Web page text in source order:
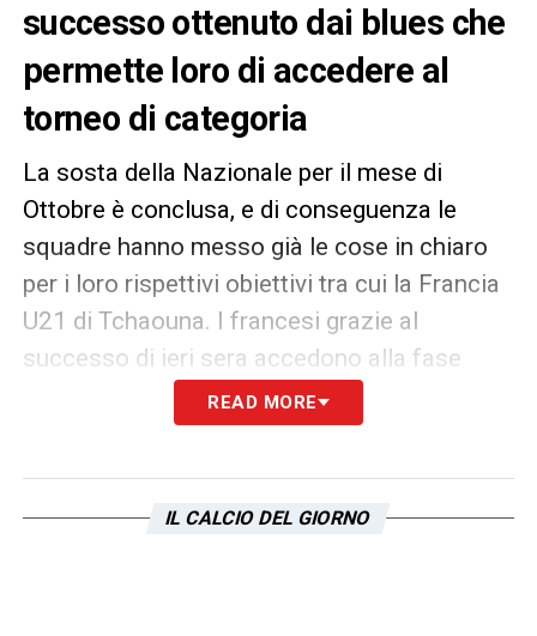
successo ottenuto dai blues che
permette loro di accedere al
torneo di categoria
La sosta della Nazionale per il mese di
Ottobre è conclusa, e di conseguenza le
squadre hanno messo già le cose in chiaro
per i loro rispettivi obiettivi tra cui la Francia
U21 di Tchaouna. I francesi grazie al
successo di ieri sera accedono alla fase
successiva ossia agli europei di categoria e
il giocatore dellaLaziofesteggia il traguardo
pubblicato dal biancoceleste
READ MORE
IL CALCIO DEL GIORNO